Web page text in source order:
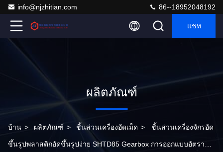
info@njzhitian.com 86--18952048192
แชท
ผลิตภัณฑ์
บ้าน > ผลิตภัณฑ์ > ชิ้นส่วนเครื่องอัดเม็ด > ชิ้นส่วนเครื่องจักรอัด
ขึ้นรูปพลาสติกอัดขึ้นรูปง่าย SHTD85 Gearbox การออกแบบอัตรา